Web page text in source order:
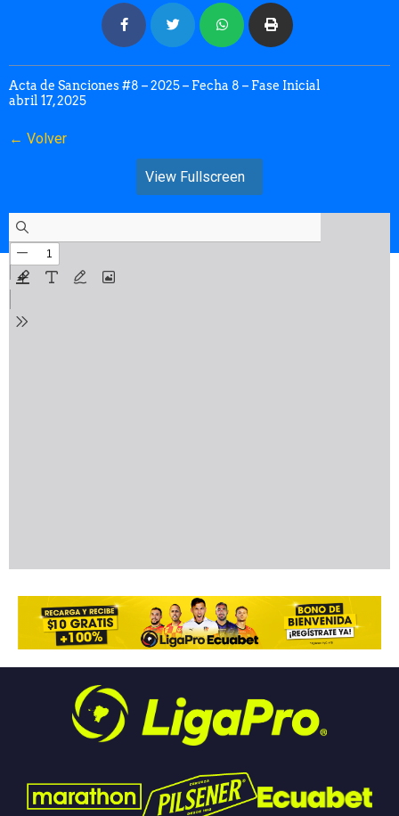
Acta de Sanciones #8 – 2025 – Fecha 8 – Fase Inicial
abril 17, 2025
← Volver
View Fullscreen